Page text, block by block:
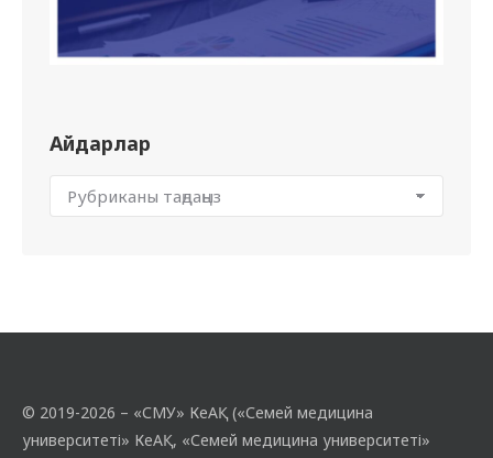
Айдарлар
© 2019-2026 – «СМУ» КеАҚ («Семей медицина
университеті» КеАҚ, «Семей медицина университеті»